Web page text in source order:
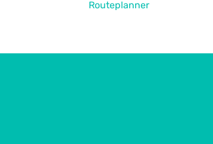
Routeplanner